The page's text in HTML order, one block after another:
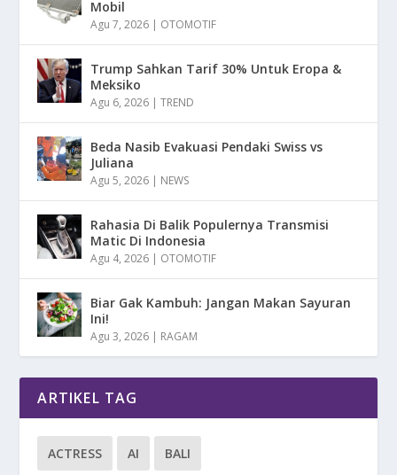
Mobil
Agu 7, 2026 | OTOMOTIF
Trump Sahkan Tarif 30% Untuk Eropa &
Meksiko
Agu 6, 2026 |TREND
Beda Nasib Evakuasi Pendaki Swiss vs
Juliana
Agu 5, 2026 | NEWS
Rahasia Di Balik Populernya Transmisi
Matic Di Indonesia
Agu 4, 2026 | OTOMOTIF
Biar Gak Kambuh: Jangan Makan Sayuran
Ini!
Agu 3, 2026 | RAGAM
ARTIKEL TAG
ACTRESS AI BALI